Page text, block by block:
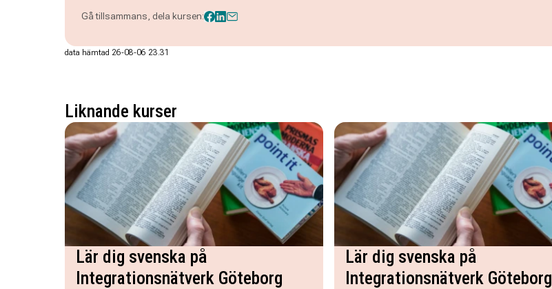
Gå tillsammans, dela kursen:
data hämtad 26-08-06 23.31
Liknande kurser
Lär dig svenska på
Integrationsnätverk Göteborg
Lär dig svenska på
Integrationsnätverk Göteborg